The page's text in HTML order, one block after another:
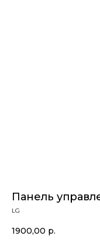
Панель
LG
1900,00 р.